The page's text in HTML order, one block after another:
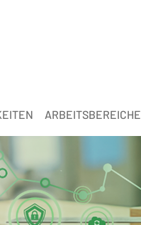
ARBEITSBEREICHE